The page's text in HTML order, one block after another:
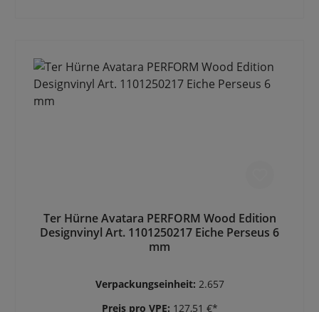
Ter Hürne Avatara PERFORM Wood Edition
Designvinyl Art. 1101250217 Eiche Perseus 6
mm
Verpackungseinheit: 2.657
Preis pro VPE: 127,51 €*